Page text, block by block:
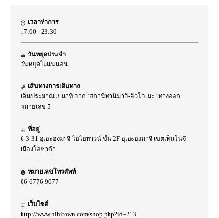
เวลาทำการ
17:00 - 23:30
วันหยุดประจำ
วันหยุดไม่แน่นอน
เส้นทางการเดินทาง
เดินประมาณ 3 นาที จาก "สถานีทานิมาจิ-คิวโจเมะ" ทางออก
หมายเลข 5
ที่อยู่
6-3-31 อุเอะฮงมาจิ ไฮไฮทาวน์ ชั้น 2F อุเอะฮงมาจิ เขตเท็นโนจิ
เมืองโอซาก้า
หมายเลขโทรศัพท์
06-6776-9077
เว็บไซต์
http://www.hihitown.com/shop.php?id=213